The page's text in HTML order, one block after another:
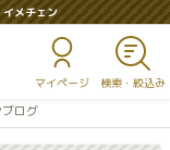
メチェン
マイページ
ログ